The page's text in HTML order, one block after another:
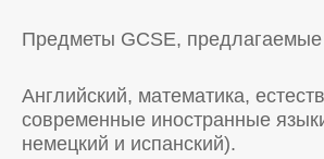
Предметы GCSE,
Английский, математика,
современные иностранные
немецкий и испанский).